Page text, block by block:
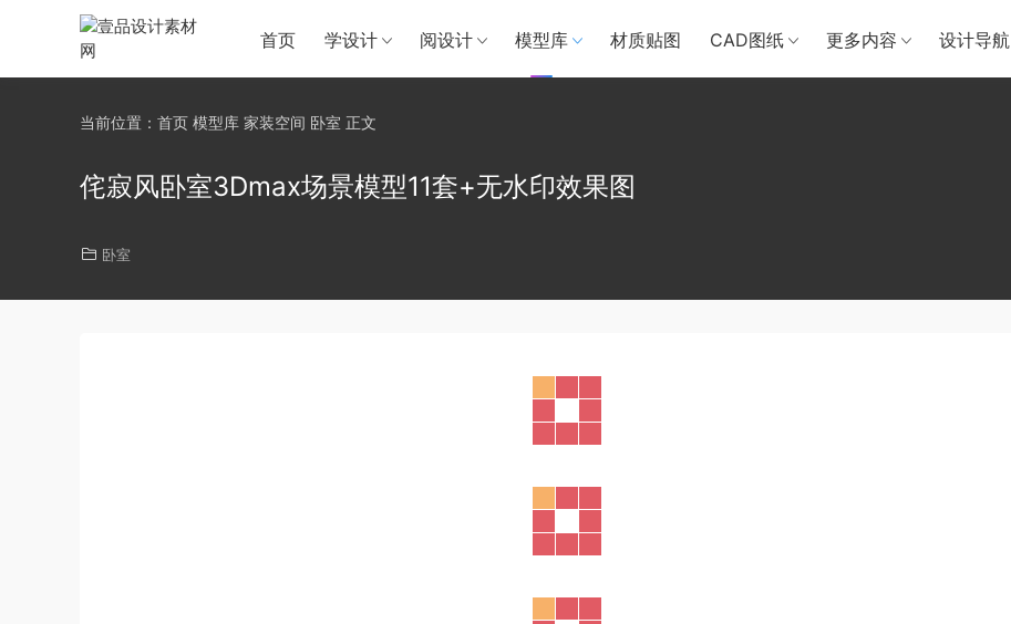
首页 学设计 阅设计 模型库 材质贴图 CAD图纸 更多内容 设计导航
当前位置： 首页 模型库 家装空间 卧室 正文
侘寂风卧室3Dmax场景模型11套+无水印效果图
卧室